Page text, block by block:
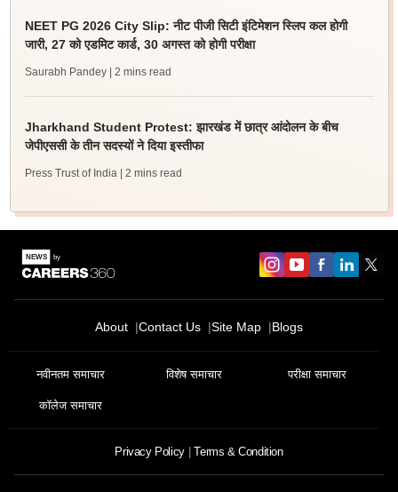
NEET PG 2026 City Slip: नीट पीजी सिटी इंटिमेशन स्लिप कल होगी
जारी, 27 को एडमिट कार्ड, 30 अगस्त को होगी परीक्षा
Saurabh Pandey | 2 mins read
Jharkhand Student Protest: झारखंड में छात्र आंदोलन के बीच
जेपीएससी के तीन सदस्यों ने दिया इस्तीफा
Press Trust of India | 2 mins read
About Contact Us Site Map Blogs
नवीनतम समाचार विशेष समाचार परीक्षा समाचार
कॉलेज समाचार
Privacy Policy Terms & Condition